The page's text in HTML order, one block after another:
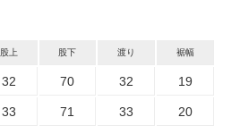
股上 股下 渡り 裾幅
32 70 32 19
33 71 33 20